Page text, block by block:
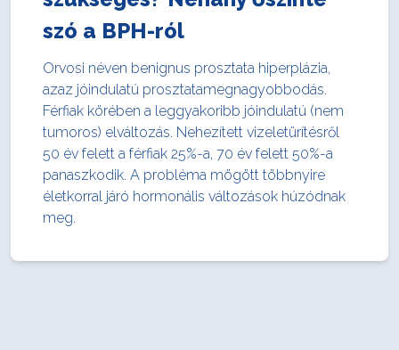
szó a BPH-ról
Orvosi néven benignus prosztata hiperplázia,
azaz jóindulatú prosztatamegnagyobbodás.
Férfiak körében a leggyakoribb jóindulatú (nem
tumoros) elváltozás. Nehezített vizeletürítésről
50 év felett a férfiak 25%-a, 70 év felett 50%-a
panaszkodik. A probléma mögött többnyire
életkorral járó hormonális változások húzódnak
meg.